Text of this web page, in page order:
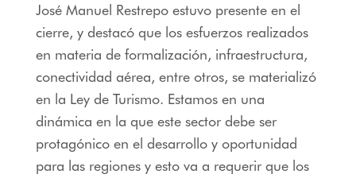
José Manuel Restrepo estuvo presente en el
cierre, y destacó que los esfuerzos realizados
en materia de formalización, infraestructura,
conectividad aérea, entre otros, se materializó
en la Ley de Turismo. Estamos en una
dinámica en la que este sector debe ser
protagónico en el desarrollo y oportunidad
para las regiones y esto va a requerir que los